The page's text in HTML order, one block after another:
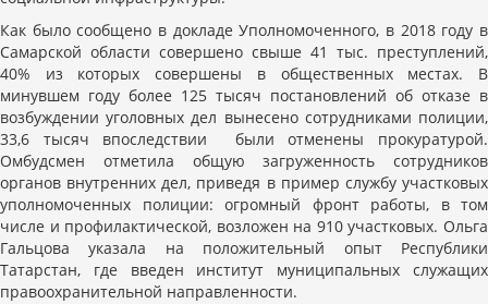
Как было сообщено в докладе Уполномоченного, в 2018 году в
Самарской области совершено свыше 41 тыс. преступлений,
40% из которых совершены в общественных местах. В
минувшем году более 125 тысяч постановлений об отказе в
возбуждении уголовных дел вынесено сотрудниками полиции,
33,6 тысяч впоследствии были отменены прокуратурой.
Омбудсмен отметила общую загруженность сотрудников
органов внутренних дел, приведя в пример службу участковых
уполномоченных полиции: огромный фронт работы, в том
числе и профилактической, возложен на 910 участковых. Ольга
Гальцова указала на положительный опыт Республики
Татарстан, где введен институт муниципальных служащих
правоохранительной направленности.